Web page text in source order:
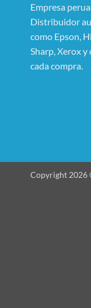
Empresa
Distribuidor
como Epson,
Sharp, Xerox
cada compra.
Copyright 2026